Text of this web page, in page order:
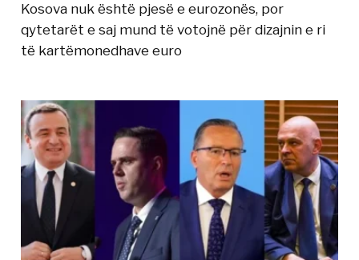
Kosova nuk është pjesë e eurozonës, por
qytetarët e saj mund të votojnë për dizajnin e ri
të kartëmonedhave euro